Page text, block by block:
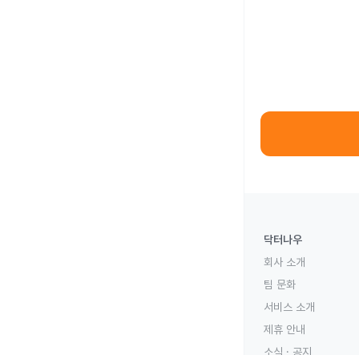
닥터나우
회사 소개
팀 문화
서비스 소개
제휴 안내
소식 · 공지